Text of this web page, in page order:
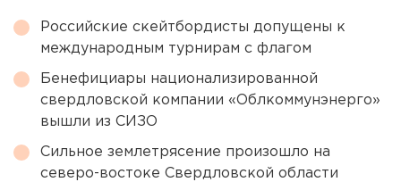
Российские скейтбордисты допущены к
международным турнирам с флагом
Бенефициары национализированной
свердловской компании «Облкоммунэнерго»
вышли из СИЗО
Сильное землетрясение произошло на
северо-востоке Свердловской области